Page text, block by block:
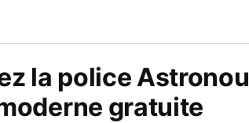
la police
gratuite